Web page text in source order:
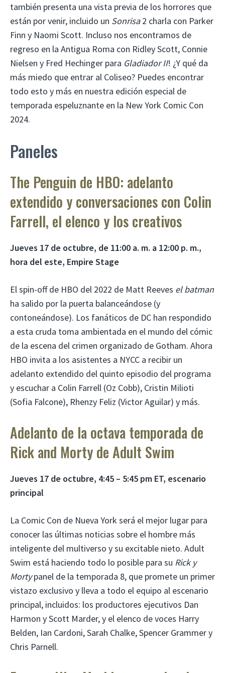
también presenta una vista previa de los horrores que
están por venir, incluido un Sonrisa2 charla con Parker
Finn y Naomi Scott. Incluso nos encontramos de
regreso en la Antigua Roma con Ridley Scott, Connie
Nielsen y Fred Hechinger para Gladiador II! ¿Y qué da
más miedo que entrar al Coliseo? Puedes encontrar
todo esto y más en nuestra edición especial de
temporada espeluznante en la New York Comic Con
2024.
Paneles
The Penguin de HBO: adelanto
extendido y conversaciones con Colin
Farrell, el elenco y los creativos
Jueves 17 de octubre, de 11:00 a. m. a 12:00 p. m.,
hora del este, Empire Stage
El spin-off de HBO del 2022 de Matt Reeves el batman
ha salido por la puerta balanceándose (y
contoneándose). Los fanáticos de DC han respondido
a esta cruda toma ambientada en el mundo del cómic
de la escena del crimen organizado de Gotham. Ahora
HBO invita a los asistentes a NYCC a recibir un
adelanto extendido del quinto episodio del programa
y escuchar a Colin Farrell (Oz Cobb), Cristin Milioti
(Sofia Falcone), Rhenzy Feliz (Victor Aguilar) y más.
Adelanto de la octava temporada de
Rick and Morty de Adult Swim
Jueves 17 de octubre, 4:45 – 5:45 pm ET, escenario
principal
La Comic Con de Nueva York será el mejor lugar para
conocer las últimas noticias sobre el hombre más
inteligente del multiverso y su excitable nieto. Adult
Swim está haciendo todo lo posible para su Rick y
Mortypanel de la temporada 8, que promete un primer
vistazo exclusivo y lleva a todo el equipo al escenario
principal, incluidos: los productores ejecutivos Dan
Harmon y Scott Marder, y el elenco de voces Harry
Belden, Ian Cardoni, Sarah Chalke, Spencer Grammer y
Chris Parnell.